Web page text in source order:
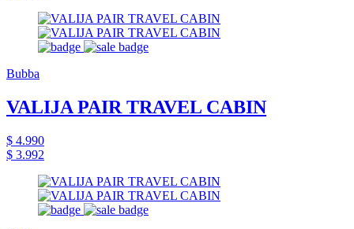
Bubba
VALIJA PAIR TRAVEL CABIN
$ 4.990
$ 3.992